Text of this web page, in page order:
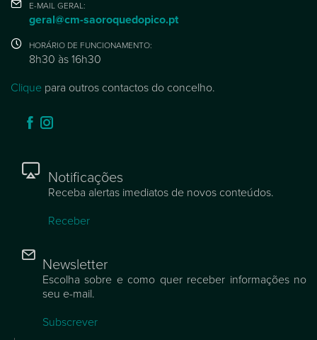
E-MAIL GERAL:
geral@cm-saoroquedopico.pt
HORÁRIO DE FUNCIONAMENTO:
8h30 às 16h30
Clique para outros contactos do concelho.
Notificações
Receba alertas imediatos de novos conteúdos.
Receber
Newsletter
Escolha sobre e como quer receber informações no
seu e-mail.
Subscrever